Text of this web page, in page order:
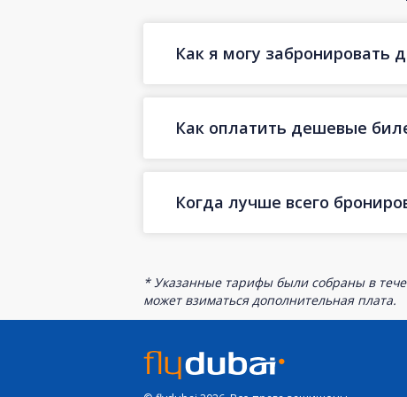
Как я могу забронировать
Как оплатить дешевые
Когда лучше всего
* Указанные тарифы были собраны в
может взиматься дополнительная плата.